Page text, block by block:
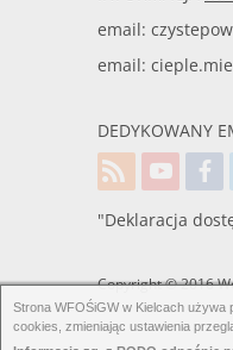
email:
email:
DEDYKOWANY
"Deklaracja
Copyright © 2016
Strona WFOŚiGW w Kielcach
cookies, zmieniając ustawienia